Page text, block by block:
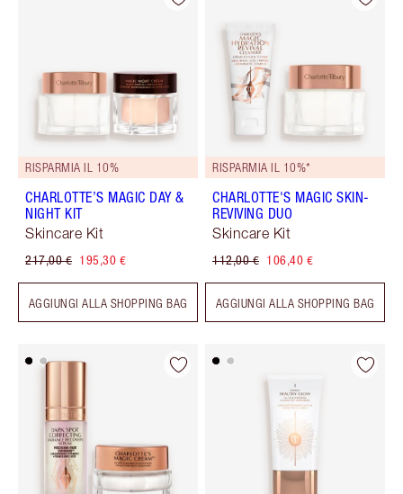
RISPARMIA IL 10%
CHARLOTTE’S MAGIC DAY &
NIGHT KIT
Skincare Kit
217,00 € 195,30 €
AGGIUNGI ALLA SHOPPING BAG
RISPARMIA IL 10%*
CHARLOTTE'S MAGIC SKIN-
REVIVING DUO
Skincare Kit
112,00 € 106,40 €
AGGIUNGI ALLA SHOPPING BAG